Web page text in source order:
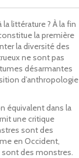
littérature ? À la fin
la première
la diversité des
ne sont pas
désarmantes
d’anthropologie
équivalent dans la
une critique
sont des
en Occident,
sont des monstres.